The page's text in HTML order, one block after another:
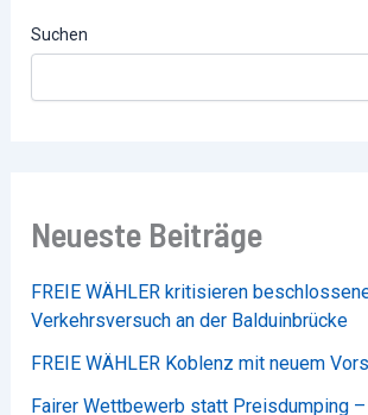
Suchen
Neueste Beiträge
FREIE WÄHLER kritisieren
Verkehrsversuch an der Balduinbrücke
FREIE WÄHLER Koblenz mit neuem
Fairer Wettbewerb statt Preisdumping –